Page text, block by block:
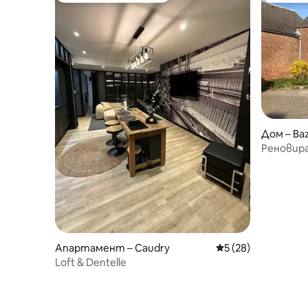
Апартамент – Caudry Средна оценка: 5
5 (28)
Loft & Dentelle
Дом –